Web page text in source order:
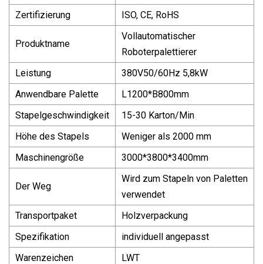
Zertifizierung
ISO, CE, RoHS
Produktname
Vollautomatischer
Roboterpalettierer
Leistung
380V50/60Hz 5,8kW
Anwendbare Palette
L1200*B800mm
Stapelgeschwindigkeit
15-30 Karton/Min
Höhe des Stapels
Weniger als 2000 mm
Maschinengröße
3000*3800*3400mm
Der Weg
Wird zum Stapeln von Paletten
verwendet
Transportpaket
Holzverpackung
Spezifikation
individuell angepasst
Warenzeichen
LWT